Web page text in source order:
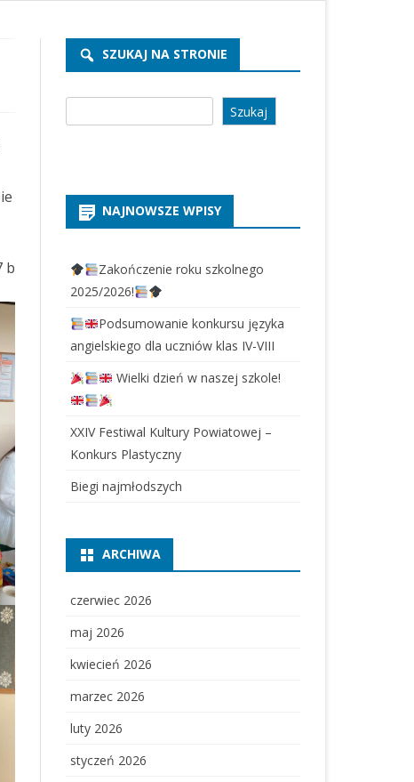
2026/2027
b
SZUKAJ NA STRONIE
Szukaj
NAJNOWSZE WPISY
Zakończenie roku szkolnego
2025/2026!
Podsumowanie konkursu języka
angielskiego dla uczniów klas IV-VIII
Wielki dzień w naszej szkole!
XXIV Festiwal Kultury Powiatowej –
Konkurs Plastyczny
Biegi najmłodszych
ARCHIWA
czerwiec 2026
maj 2026
kwiecień 2026
marzec 2026
luty 2026
styczeń 2026